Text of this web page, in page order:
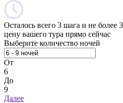
Осталось всего 3 шага и не более
цену вашего тура прямо сейчас
Выберите количество ночей
От
6
До
9
Далее